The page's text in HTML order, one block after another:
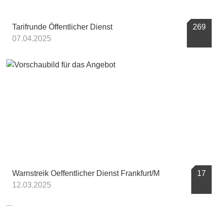
Tarifrunde Öffentlicher Dienst
07.04.2025
269
Warnstreik Oeffentlicher Dienst Frankfurt/M
12.03.2025
17